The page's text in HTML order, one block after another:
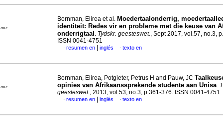
Bornman, Elirea et al. Moedertaalonderrig,
identiteit: Redes vir en probleme met die keuse van
onderrigtaal . Tydskr. geesteswet., Sept 2017, vol.57, no.3,
ISSN 0041-4751
· resumen en inglés · texto en
Bornman, Elirea, Potgieter, Petrus H and Pauw, JC
opinies van Afrikaanssprekende studente aan Unisa.
geesteswet., 2013, vol.53, no.3, p.361-376. ISSN 0041-4751
· resumen en inglés · texto en